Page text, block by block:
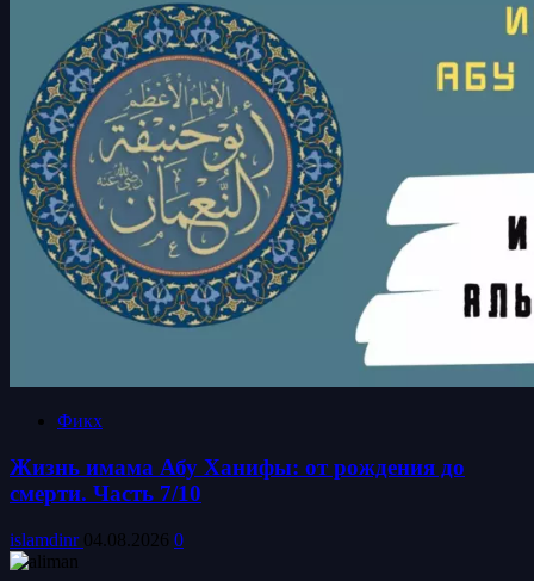
Фикх
Жизнь имама Абу Ханифы: от рождения до
смерти. Часть 7/10
islamdinr 04.08.2026 0